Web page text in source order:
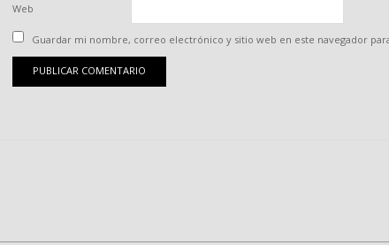
Web
Guardar mi nombre, correo electrónico y sitio web en este navegador